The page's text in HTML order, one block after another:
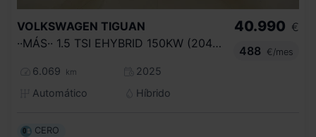
VOLKSWAGEN TIGUAN
··MÁS·· 1.5 TSI EHYBRID 150KW (204CV) DSG
6.069 km
2025
Automático
Híbrido
40.990 €
488
€/mes
CERO